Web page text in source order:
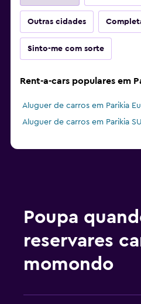
Outras cidades
Sinto-me com sorte
Rent-a-cars populares em
Aluguer de carros em Parikia
Aluguer de carros em Parikia
Poupa
reservares
momondo